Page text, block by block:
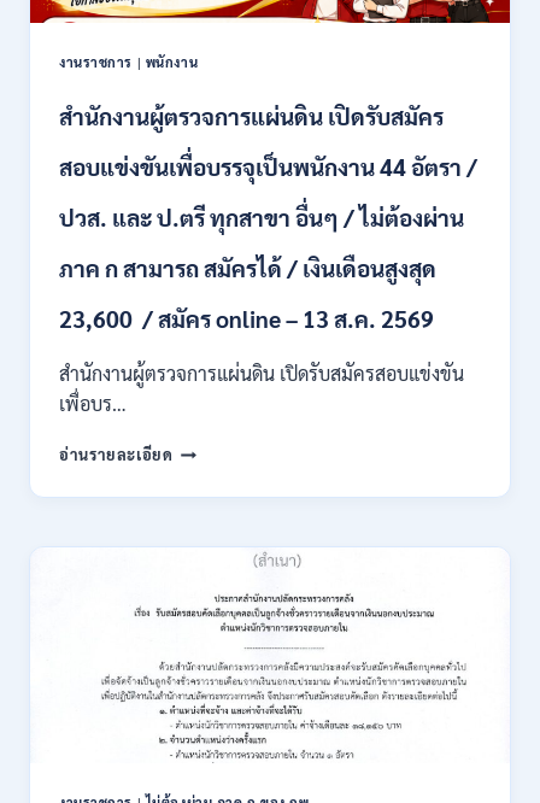
เพื่อ
เป็น
ชั่วคราว
หลาย
อัตรา
/
ป.ตรี
หลาย
+
เงิน
สูงสุด
15
2569
งานราชการ | พนักงาน
สำนักงานผู้ตรวจการแผ่นดิน เปิดรับสมัคร
สอบแข่งขันเพื่อบรรจุเป็นพนักงาน 44 อัตรา /
ปวส. และ ป.ตรี ทุกสาขา อื่นๆ / ไม่ต้องผ่าน
ภาค ก สามารถ สมัครได้ / เงินเดือนสูงสุด
23,600 / สมัคร online – 13 ส.ค. 2569
สำนักงานผู้ตรวจการแผ่นดิน เปิดรับสมัครสอบแข่งขัน
เพื่อบร…
อ่านรายละเอียด สำนักงาน
ตรวจ
แผ่น
รับ
สอบ
แข่งขัน
เพื่อ
บรรจุ
เป็น